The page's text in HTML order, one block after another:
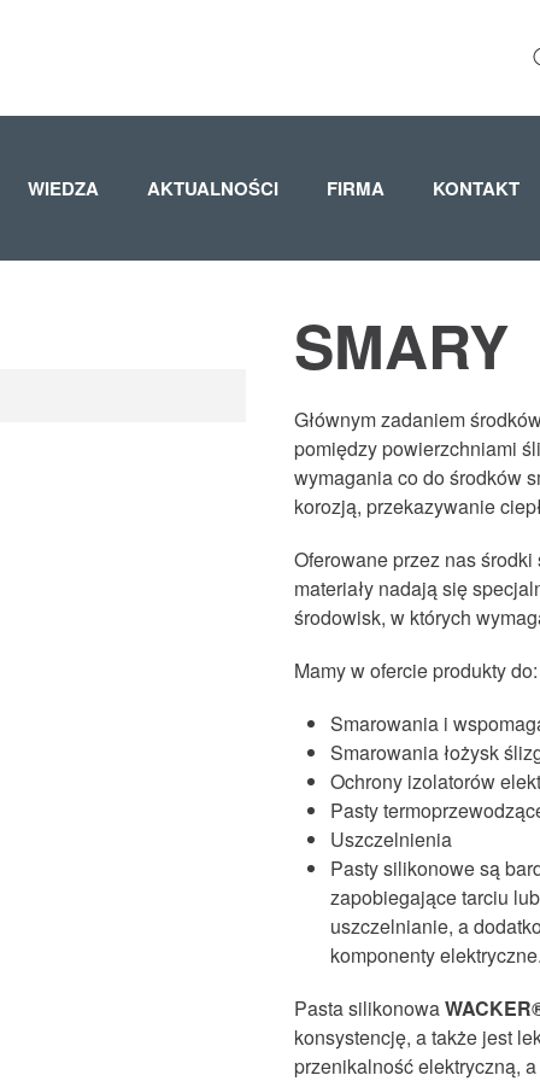
WIEDZA AKTUALNOŚCI FIRMA KONTAKT
SMARY
Głównym zadaniem
pomiędzy powierzchniami
wymagania co do środków
korozją, przekazywanie
Oferowane przez nas
materiały nadają się
środowisk, w których
Mamy w ofercie produkty do:
Smarowania i
Smarowania łożysk
Ochrony izolatorów
Pasty
Uszczelnienia
Pasty silikonowe są
zapobiegające tarciu
uszczelnianie, a
komponenty
Pasta silikonowa
konsystencję, a także jest
przenikalność elektryczną,